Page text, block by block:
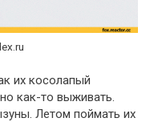
их косолапый
как-то выживать.
Летом поймать их